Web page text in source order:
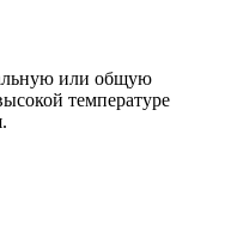
или общую
температуре